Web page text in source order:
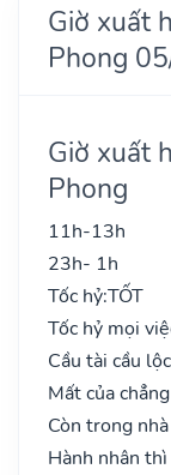
Giờ xuất
Phong
Giờ xuất
Phong
11h-13h
23h- 1h
Tốc hỷ:TỐT
Tốc hỷ mọi
Cầu tài cầu
Mất của
Còn trong
Hành nhân